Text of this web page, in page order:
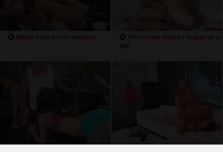
Madre e hija en trio amoroso
Trio con una madre y la puta de su
hija